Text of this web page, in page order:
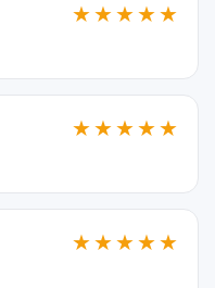
★★★★★
★★★★★
★★★★★